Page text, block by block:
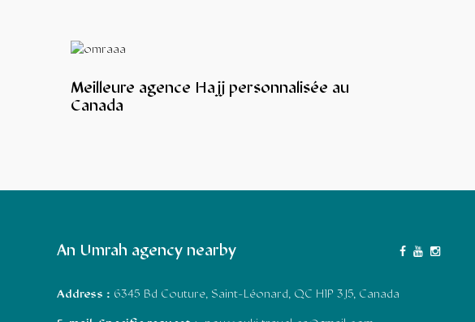
Meilleure agence Hajj personnalisée au
Canada
An Umrah agency nearby
Address : 6345 Bd Couture, Saint-Léonard, QC H1P 3J5, Canada